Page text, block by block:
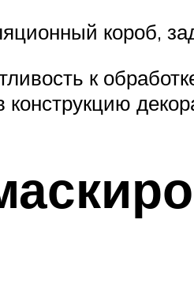
короб,
к
конструкцию